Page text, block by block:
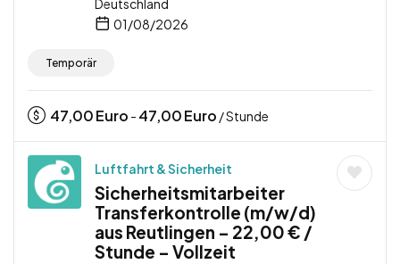
Deutschland
01/08/2026
Temporär
47,00Euro - 47,00Euro / Stunde
Luftfahrt & Sicherheit
Sicherheitsmitarbeiter
Transferkontrolle (m/w/d)
aus Reutlingen – 22,00 € /
Stunde – Vollzeit